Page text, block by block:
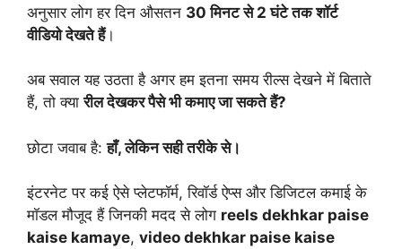
अनुसार लोग हर दिन औसतन 30 मिनट से 2 घंटे तक शॉर्ट
वीडियो देखते हैं।
अब सवाल यह उठता है अगर हम इतना समय रील्स देखने में बिताते
हैं, तो क्यारील देखकर पैसे भी कमाए जा सकते हैं?
छोटा जवाब है:हाँ, लेकिन सही तरीके से।
इंटरनेट पर कई ऐसे प्लेटफॉर्म, रिवॉर्ड ऐप्स और डिजिटल कमाई के
मॉडल मौजूद हैं जिनकी मदद से लोग reels dekhkar paise
kaise kamaye, video dekhkar paise kaise